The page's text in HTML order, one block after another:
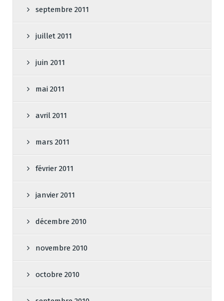
septembre 2011
juillet 2011
juin 2011
mai 2011
avril 2011
mars 2011
février 2011
janvier 2011
décembre 2010
novembre 2010
octobre 2010